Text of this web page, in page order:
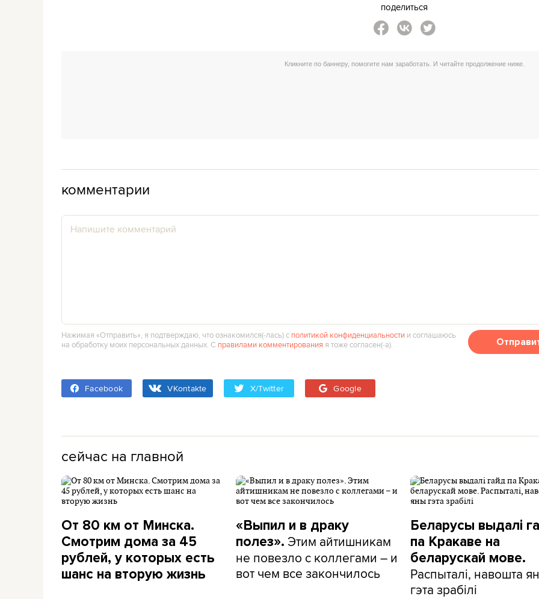
поделиться
комментарии
Нажимая «Отправить», я подтверждаю, что ознакомился(‑лась) с политикой конфиденциальности и соглашаюсь
на обработку моих персональных данных. С правилами комментирования я тоже согласен(‑а).
Facebook VKontakte X/Twitter Google
сейчас на главной
От 80 км от Минска.
Смотрим дома за 45
рублей, у которых есть
шанс на вторую жизнь
«Выпил и в драку
полез». Этим айтишникам
не повезло с коллегами – и
вот чем все закончилось
Беларусы выдалі
па Кракаве на
беларускай мове.
Распыталі, навошта
гэта зрабілі